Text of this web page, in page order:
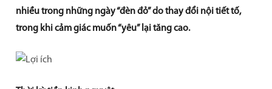
nhiều trong những ngày “đèn đỏ” do thay đổi nội tiết tố,
trong khi cảm giác muốn “yêu” lại tăng cao.
Combo sản phẩm